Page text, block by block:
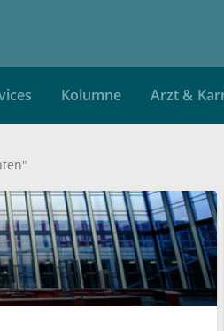
Kolumne Arzt &